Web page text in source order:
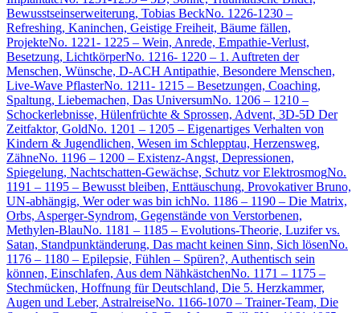
Bewusstseinserweiterung, Tobias BeckNo. 1226-1230 –
Refreshing, Kaninchen, Geistige Freiheit, Bäume fällen,
ProjekteNo. 1221- 1225 – Wein, Anrede, Empathie-Verlust,
Besetzung, LichtkörperNo. 1216- 1220 – 1. Auftreten der
Menschen, Wünsche, D-ACH Antipathie, Besondere Menschen,
Live-Wave PflasterNo. 1211- 1215 – Besetzungen, Coaching,
Spaltung, Liebemachen, Das UniversumNo. 1206 – 1210 –
Schockerlebnisse, Hülenfrüchte & Sprossen, Advent, 3D-5D Der
Zeitfaktor, GoldNo. 1201 – 1205 – Eigenartiges Verhalten von
Kindern & Jugendlichen, Wesen im Schlepptau, Herzensweg,
ZähneNo. 1196 – 1200 – Existenz-Angst, Depressionen,
Spiegelung, Nachtschatten-Gewächse, Schutz vor ElektrosmogNo.
1191 – 1195 – Bewusst bleiben, Enttäuschung, Provokativer Bruno,
UN-abhängig, Wer oder was bin ichNo. 1186 – 1190 – Die Matrix,
Orbs, Asperger-Syndrom, Gegenstände von Verstorbenen,
Methylen-BlauNo. 1181 – 1185 – Evolutions-Theorie, Luzifer vs.
Satan, Standpunktänderung, Das macht keinen Sinn, Sich lösenNo.
1176 – 1180 – Epilepsie, Fühlen – Spüren?, Authentisch sein
können, Einschlafen, Aus dem NähkästchenNo. 1171 – 1175 –
Stechmücken, Hoffnung für Deutschland, Die 5. Herzkammer,
Augen und Leber, AstralreiseNo. 1166-1070 – Trainer-Team, Die